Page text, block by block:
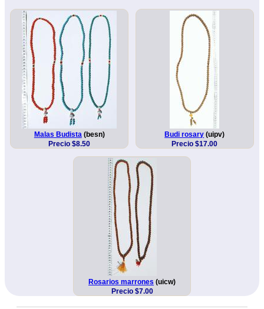
Malas Budista (besn)
Precio $8.50
Budi rosary (uipv)
Precio $17.00
Rosarios marrones (uicw)
Precio $7.00